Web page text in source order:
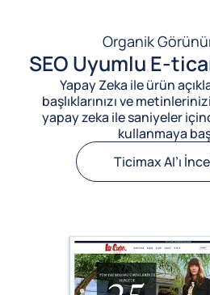
Organik
SEO Uyumlu E-
Yapay Zeka ile ürün
başlıklarınızı ve
yapay zeka ile saniyeler
kullanmaya
Ticimax AI’ı